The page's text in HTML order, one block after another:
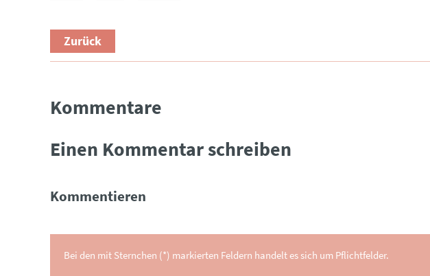
Zurück
Kommentare
Einen Kommentar schreiben
Kommentieren
Bei den mit Sternchen (*) markierten Feldern handelt es sich um Pflichtfelder.